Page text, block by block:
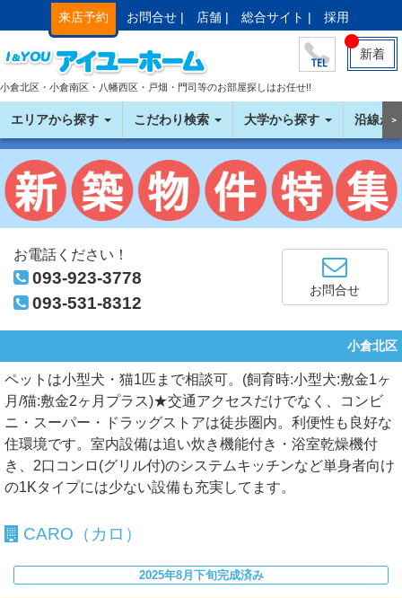
来店予約 お問合せ | 店舗 | 総合サイト | 採用
新着
小倉北区・小倉南区・八幡西区・戸畑・門司等のお部屋探しはお任せ!!
エリアから探す こだわり検索 大学から探す 沿線か＞
お電話ください！
093-923-3778
093-531-8312
お問合せ
小倉北区
ペットは小型犬・猫1匹まで相談可。(飼育時:小型犬:敷金1ヶ
月/猫:敷金2ヶ月プラス)★交通アクセスだけでなく、コンビ
ニ・スーパー・ドラッグストアは徒歩圏内。利便性も良好な
住環境です。室内設備は追い炊き機能付き・浴室乾燥機付
き、2口コンロ(グリル付)のシステムキッチンなど単身者向け
の1Kタイプには少ない設備も充実してます。
CARO（カロ）
2025年8月下旬完成済み